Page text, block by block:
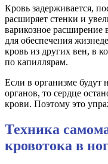
Кровь задерживается,
расширяет стенки и
варикозное
для обеспечения
кровь из других вен, в
по капиллярам.
Если в организме
органов, то сердце
крови. Поэтому это
Техника
кровотока в